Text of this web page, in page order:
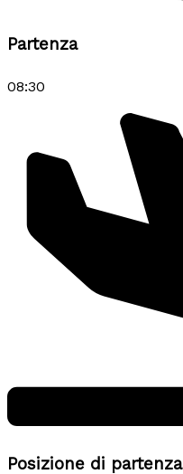
Partenza
08:30
Posizione di partenza